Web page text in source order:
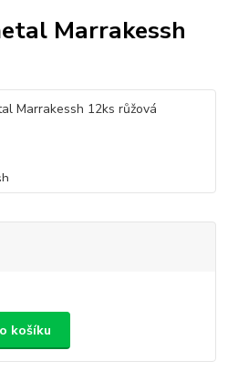
Marrakessh
košíku